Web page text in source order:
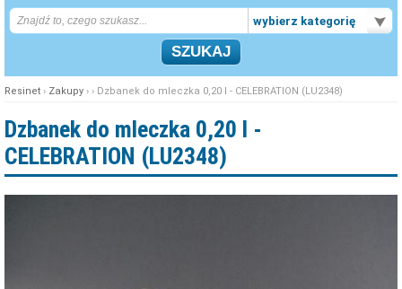
INWESTYCJE
IMPREZY
ROZRYWKA
W KINACH
wybierz kategorię
Resinet › Zakupy › › Dzbanek do mleczka 0,20 l - CELEBRATION (LU2348)
Dzbanek do mleczka 0,20 l -
CELEBRATION (LU2348)